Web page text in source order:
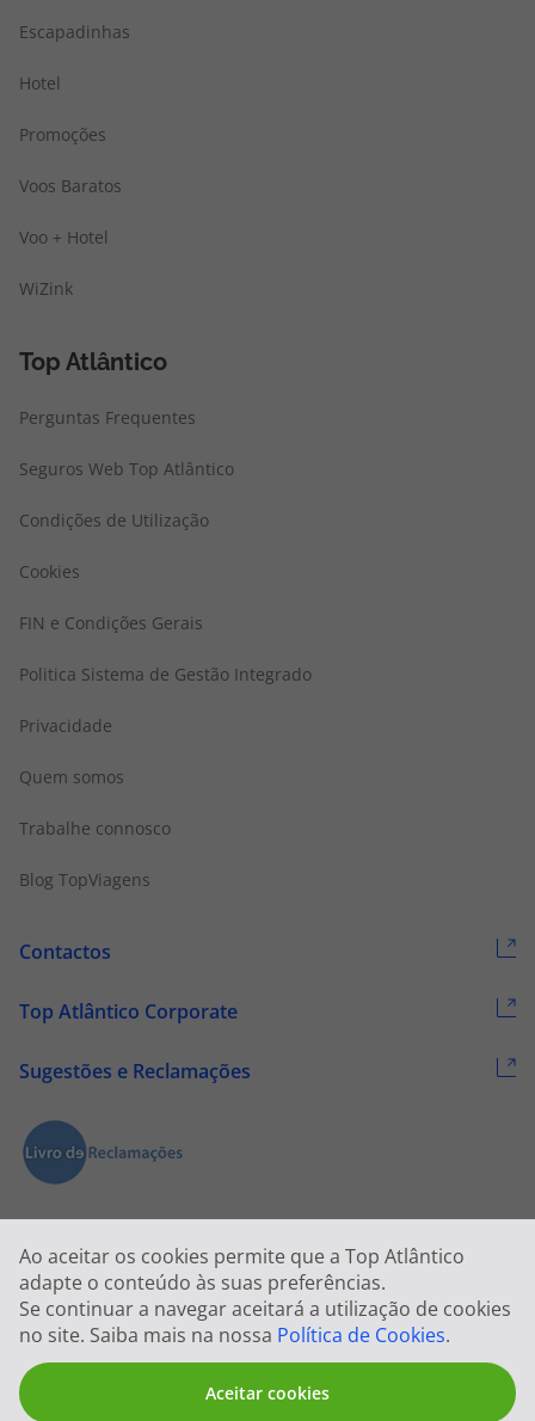
Ao aceitar os cookies permite que a Top Atlântico
adapte o conteúdo às suas preferências.
Se continuar a navegar aceitará a utilização de cookies
no site. Saiba mais na nossa Política de Cookies.
Aceitar cookies
Escapadinhas
Hotel
Promoções
Voos Baratos
Voo + Hotel
WiZink
Top Atlântico
Perguntas Frequentes
Seguros Web Top Atlântico
Condições de Utilização
Cookies
FIN e Condições Gerais
Politica Sistema de Gestão Integrado
Privacidade
Quem somos
Trabalhe connosco
Blog TopViagens
Contactos
Top Atlântico Corporate
Sugestões e Reclamações
2026 © Todos os direitos reservados:Top Atlântico, Viagens e Turismo